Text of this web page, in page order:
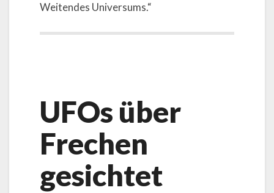
Weitendes Universums.“
UFOs über
Frechen
gesichtet